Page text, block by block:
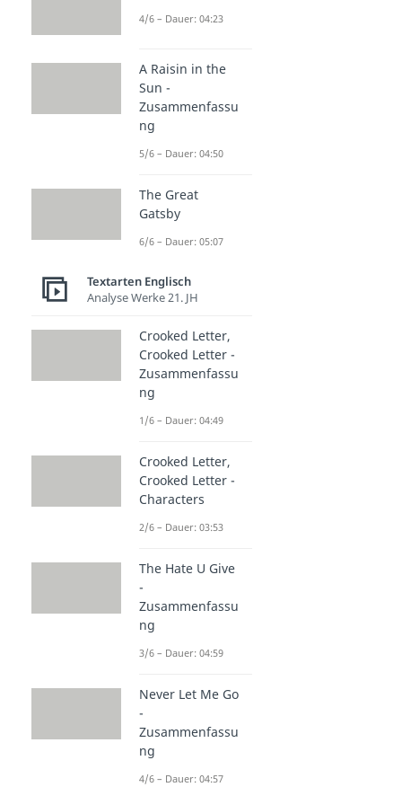
4/6 – Dauer: 04:23
A Raisin in the
Sun -
Zusammenfassu
ng
5/6 – Dauer: 04:50
The Great
Gatsby
6/6 – Dauer: 05:07
Textarten Englisch
Analyse Werke 21. JH
Crooked Letter,
Crooked Letter -
Zusammenfassu
ng
1/6 – Dauer: 04:49
Crooked Letter,
Crooked Letter -
Characters
2/6 – Dauer: 03:53
The Hate U Give
-
Zusammenfassu
ng
3/6 – Dauer: 04:59
Never Let Me Go
-
Zusammenfassu
ng
4/6 – Dauer: 04:57